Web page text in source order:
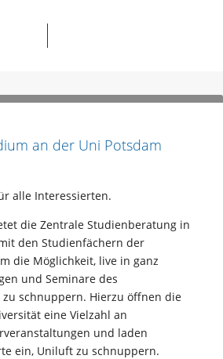
an der Uni Potsdam
alle Interessierten.
die Zentrale Studienberatung in
den Studienfächern der
die Möglichkeit, live in ganz
und Seminare des
schnuppern. Hierzu öffnen die
eine Vielzahl an
und laden
ein, Uniluft zu schnuppern.